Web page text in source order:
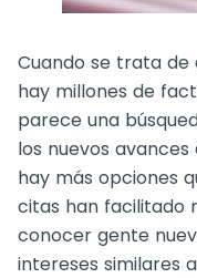
Cuando se trata
hay millones de
parece una
los nuevos
hay más opciones
citas han facilitado
conocer gente
intereses similares